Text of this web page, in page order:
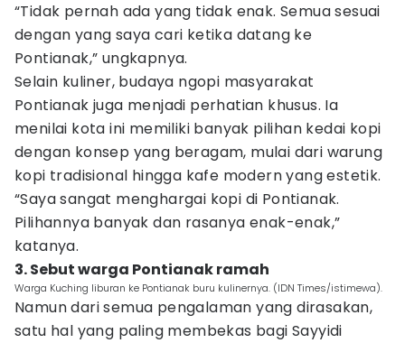
“Tidak pernah ada yang tidak enak. Semua sesuai
dengan yang saya cari ketika datang ke
Pontianak,” ungkapnya.
Selain kuliner, budaya ngopi masyarakat
Pontianak juga menjadi perhatian khusus. Ia
menilai kota ini memiliki banyak pilihan kedai kopi
dengan konsep yang beragam, mulai dari warung
kopi tradisional hingga kafe modern yang estetik.
“Saya sangat menghargai kopi di Pontianak.
Pilihannya banyak dan rasanya enak-enak,”
katanya.
3. Sebut warga Pontianak ramah
Warga Kuching liburan ke Pontianak buru kulinernya. (IDN Times/istimewa).
Namun dari semua pengalaman yang dirasakan,
satu hal yang paling membekas bagi Sayyidi